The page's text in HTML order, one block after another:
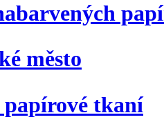
město
papírové tkaní